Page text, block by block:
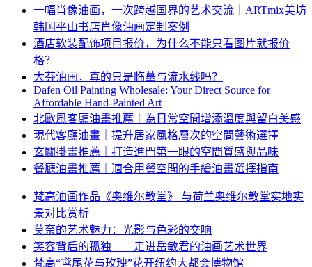
一幅肖像油画，一次跨越国界的艺术交流｜ARTmix美坊
韩国平山书店肖像油画定制案例
酒店软装配饰项目报价，为什么不能只看图片就报价
格？
大芬油画，真的只是临摹与流水线吗？
Dafen Oil Painting Wholesale: Your Direct Source for
Affordable Hand-Painted Art
北歐風客廳油畫推薦｜為日常空間增添溫度與留白美感
現代客廳油畫｜提升居家風格層次的空間藝術選擇
玄關掛畫推薦｜打造進門第一眼的空間質感與品味
餐廳油畫推薦｜適合用餐空間的手繪油畫選擇指南
梵高油画作品《奥维尔教堂》 与荷兰奥维尔教堂实地实
景对比赏析
莫奈的艺术魅力：光影与色彩的交响
笑容背后的孤独——走进岳敏君的油画艺术世界
梵高“鸢尾花与玫瑰”花开纽约大都会博物馆